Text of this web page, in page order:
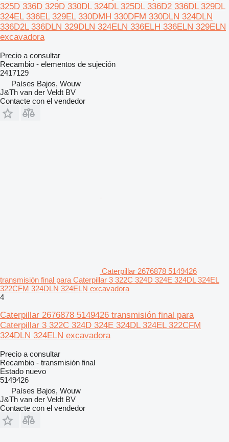
325D 336D 329D 330DL 324DL 325DL 336D2 336DL 329DL
324EL 336EL 329EL 330DMH 330DFM 330DLN 324DLN
336D2L 336DLN 329DLN 324ELN 336ELH 336ELN 329ELN
excavadora
Precio a consultar
Recambio - elementos de sujeción
2417129
Países Bajos, Wouw
J&Th van der Veldt BV
Contacte con el vendedor
Caterpillar 2676878 5149426
transmisión final para Caterpillar 3 322C 324D 324E 324DL 324EL
322CFM 324DLN 324ELN excavadora
4
Caterpillar 2676878 5149426 transmisión final para
Caterpillar 3 322C 324D 324E 324DL 324EL 322CFM
324DLN 324ELN excavadora
Precio a consultar
Recambio - transmisión final
Estado nuevo
5149426
Países Bajos, Wouw
J&Th van der Veldt BV
Contacte con el vendedor